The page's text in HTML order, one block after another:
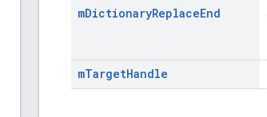
mDictionaryReplaceEnd
mTargetHandle